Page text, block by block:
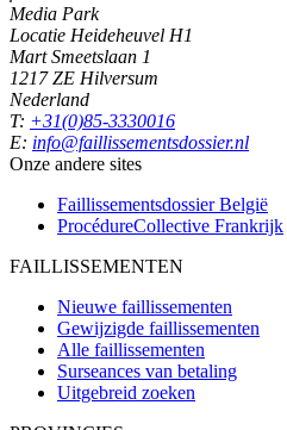
Media Park
Locatie Heideheuvel H1
Mart Smeetslaan 1
1217 ZE Hilversum
Nederland
T: +31(0)85-3330016
E: info@faillissementsdossier.nl
Onze andere sites
Faillissementsdossier België
ProcédureCollective Frankrijk
FAILLISSEMENTEN
Nieuwe faillissementen
Gewijzigde faillissementen
Alle faillissementen
Surseances van betaling
Uitgebreid zoeken